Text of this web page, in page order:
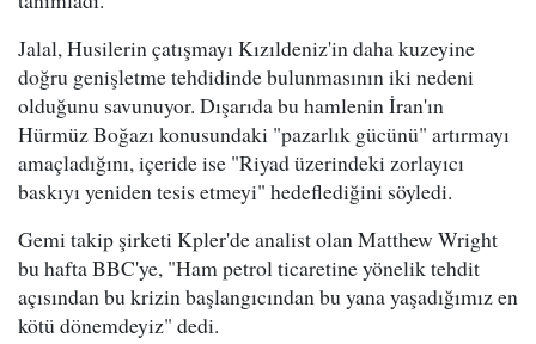
Jalal, Husilerin çatışmayı Kızıldeniz'in daha kuzeyine
doğru genişletme tehdidinde bulunmasının iki nedeni
olduğunu savunuyor. Dışarıda bu hamlenin İran'ın
Hürmüz Boğazı konusundaki "pazarlık gücünü" artırmayı
amaçladığını, içeride ise "Riyad üzerindeki zorlayıcı
baskıyı yeniden tesis etmeyi" hedeflediğini söyledi.
Gemi takip şirketi Kpler'de analist olan Matthew Wright
bu hafta BBC'ye, "Ham petrol ticaretine yönelik tehdit
açısından bu krizin başlangıcından bu yana yaşadığımız en
kötü dönemdeyiz" dedi.